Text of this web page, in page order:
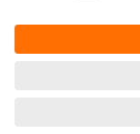
550426, Sibiu